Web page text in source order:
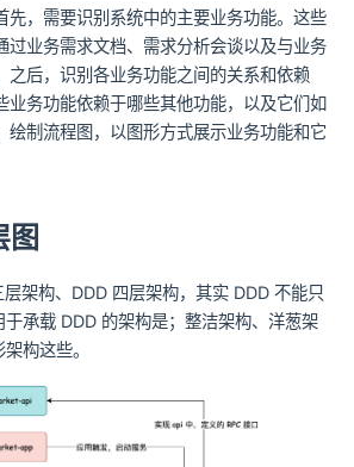
先，需要识别系统中的主要业务功能。这些
过业务需求文档、需求分析会谈以及与业务
之后，识别各业务功能之间的关系和依赖
业务功能依赖于哪些其他功能，以及它们如
绘制流程图，以图形方式展示业务功能和它
图
架构、DDD 四层架构，其实 DDD 不能只
承载 DDD 的架构是；整洁架构、洋葱架
构这些。